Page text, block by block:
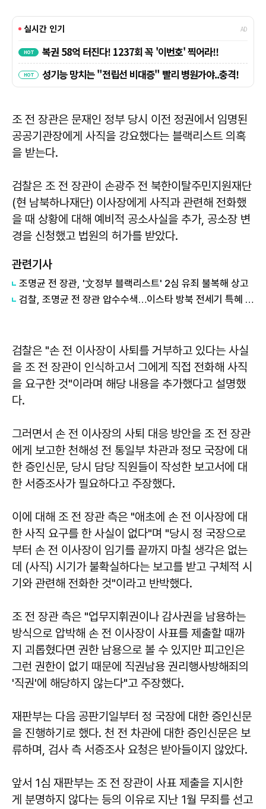
조 전 장관은 문재인 정부 당시 이전 정권에서 임명된
공공기관장에게 사직을 강요했다는 블랙리스트 의혹
을 받는다.
검찰은 조 전 장관이 손광주 전 북한이탈주민지원재단
(현 남북하나재단) 이사장에게 사직과 관련해 전화했
을 때 상황에 대해 예비적 공소사실을 추가, 공소장 변
경을 신청했고 법원의 허가를 받았다.
관련기사
조명균 전 장관, '文정부 블랙리스트' 2심 유죄 불복해 상고
검찰, 조명균 전 장관 압수수색…이스타 방북 전세기 특혜 의혹
검찰은 "손 전 이사장이 사퇴를 거부하고 있다는 사실
을 조 전 장관이 인식하고서 그에게 직접 전화해 사직
을 요구한 것"이라며 해당 내용을 추가했다고 설명했
다.
그러면서 손 전 이사장의 사퇴 대응 방안을 조 전 장관
에게 보고한 천해성 전 통일부 차관과 정모 국장에 대
한 증인신문, 당시 담당 직원들이 작성한 보고서에 대
한 서증조사가 필요하다고 주장했다.
이에 대해 조 전 장관 측은 "애초에 손 전 이사장에 대
한 사직 요구를 한 사실이 없다"며 "당시 정 국장으로
부터 손 전 이사장이 임기를 끝까지 마칠 생각은 없는
데 (사직) 시기가 불확실하다는 보고를 받고 구체적 시
기와 관련해 전화한 것"이라고 반박했다.
조 전 장관 측은 "업무지휘권이나 감사권을 남용하는
방식으로 압박해 손 전 이사장이 사표를 제출할 때까
지 괴롭혔다면 권한 남용으로 볼 수 있지만 피고인은
그런 권한이 없기 때문에 직권남용 권리행사방해죄의
'직권'에 해당하지 않는다"고 주장했다.
재판부는 다음 공판기일부터 정 국장에 대한 증인신문
을 진행하기로 했다. 천 전 차관에 대한 증인신문은 보
류하며, 검사 측 서증조사 요청은 받아들이지 않았다.
앞서 1심 재판부는 조 전 장관이 사표 제출을 지시한
게 분명하지 않다는 등의 이유로 지난 1월 무죄를 선고